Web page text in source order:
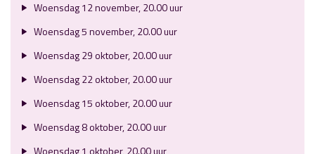
Woensdag 12 november, 20.00 uur
Woensdag 5 november, 20.00 uur
Woensdag 29 oktober, 20.00 uur
Woensdag 22 oktober, 20.00 uur
Woensdag 15 oktober, 20.00 uur
Woensdag 8 oktober, 20.00 uur